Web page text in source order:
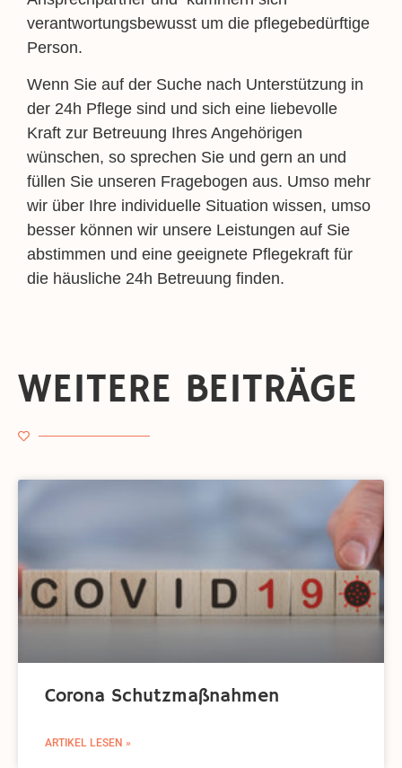
verantwortungsbewusst um die pflegebedürftige
Person.
Wenn Sie auf der Suche nach Unterstützung in
der 24h Pflege sind und sich eine liebevolle
Kraft zur Betreuung Ihres Angehörigen
wünschen, so sprechen Sie und gern an und
füllen Sie unseren Fragebogen aus. Umso mehr
wir über Ihre individuelle Situation wissen, umso
besser können wir unsere Leistungen auf Sie
abstimmen und eine geeignete Pflegekraft für
die häusliche 24h Betreuung finden.
WEITERE BEITRÄGE
Corona Schutzmaßnahmen
ARTIKEL LESEN »